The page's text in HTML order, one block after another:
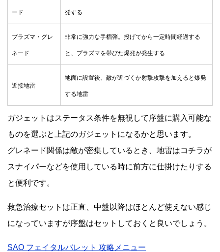
ード 発する
プラズマ・グレ
ネード
非常に強力な手榴弾。投げてから一定時間経過する
と、プラズマを帯びた爆発が発生する
近接地雷
地面に設置後、敵が近づくか射撃攻撃を加えると爆発
する地雷
ガジェットはステータス条件を無視して序盤に購入可能な
ものを選ぶと上記のガジェットになるかと思います。
グレネード関係は敵が密集しているとき、地雷はコチラが
スナイパーなどを使用している時に前方に仕掛けたりする
と便利です。
救急治療セットは正直、中盤以降はほとんど使えない感じ
になっていますが序盤はセットしておくと良いでしょう。
SAO フェイタルバレット 攻略メニュー